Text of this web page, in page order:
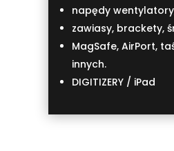
napędy
zawiasy, brackety,
MagSafe, AirPort,
innych.
DIGITIZERY / iPad